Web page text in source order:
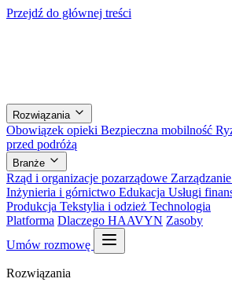
Przejdź do głównej treści
Rozwiązania
Obowiązek opieki Bezpieczna mobilność
przed podróżą
Branże
Rząd i organizacje pozarządowe
Inżynieria i górnictwo Edukacja Usługi
Produkcja Tekstylia i odzież Technologia
Platforma Dlaczego HAAVYN Zasoby
Umów rozmowę
Rozwiązania